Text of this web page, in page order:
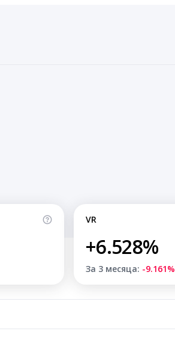
VR
+6.528%
За 3 месяца: -9.161%